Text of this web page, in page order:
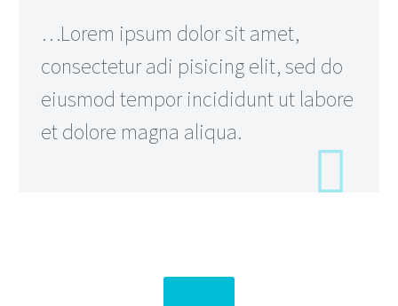
…Lorem ipsum dolor sit amet,
consectetur adi pisicing elit, sed do
eiusmod tempor incididunt ut labore
et dolore magna aliqua.